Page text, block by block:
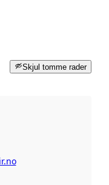
Skjul tomme rader